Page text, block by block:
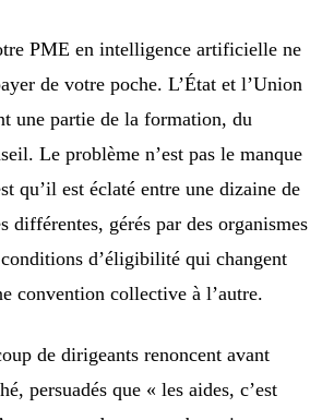
PME en intelligence artificielle ne
de votre poche. L’État et l’Union
une partie de la formation, du
Le problème n’est pas le manque
qu’il est éclaté entre une dizaine de
différentes, gérés par des organismes
d’éligibilité qui changent
convention collective à l’autre.
de dirigeants renoncent avant
persuadés que « les aides, c’est